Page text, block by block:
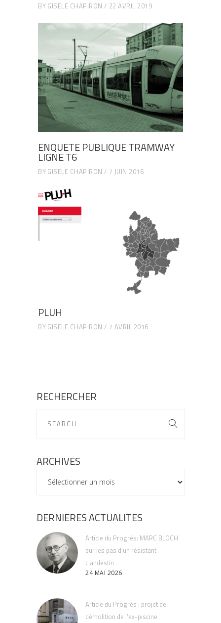
BY GISELE CHAPIRON 22 AVRIL 2019
ENQUETE PUBLIQUE TRAMWAY
LIGNE T6
BY GISELE CHAPIRON 7 JUIN 2016
PLUH
BY GISELE CHAPIRON 7 AVRIL 2016
RECHERCHER
ARCHIVES
ARCHIVES
DERNIERES ACTUALITES
Article du Progrès: MARC BLOCH
sur les pas d’un résistant
clandestin
24 MAI 2026
Article du Progrès : projet de
démolition de l’ex-piscine